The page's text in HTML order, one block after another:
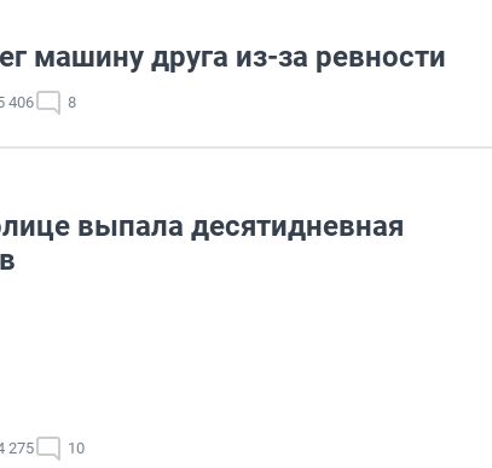
машину друга из-за ревности
406 8
выпала десятидневная
275 10